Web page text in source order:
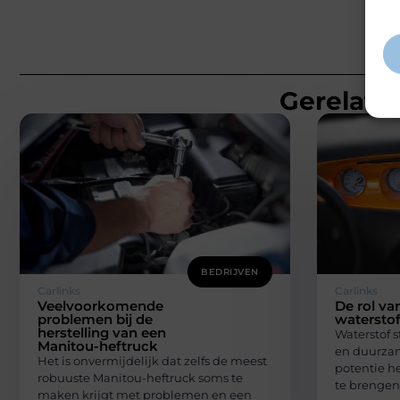
BEDRIJVEN
Carlinks
Veelvoorkomende
problemen bij de
herstelling van een
Manitou-heftruck
Het is onvermijdelijk dat zelfs de meest
robuuste Manitou-heftruck soms te
maken krijgt met problemen en een
Carlinks
De rol
Waterstof
en
potentie
te